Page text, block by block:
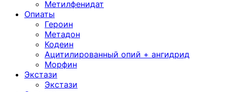
Метилфенидат
Опиаты
Героин
Метадон
Кодеин
Ацитилированный опий + ангидрид
Морфин
Экстази
Экстази